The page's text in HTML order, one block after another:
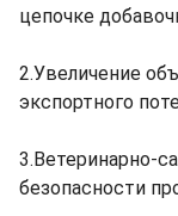
цепочке
2.Увеличение
экспортного
3.Ветеринарно-
безопасности